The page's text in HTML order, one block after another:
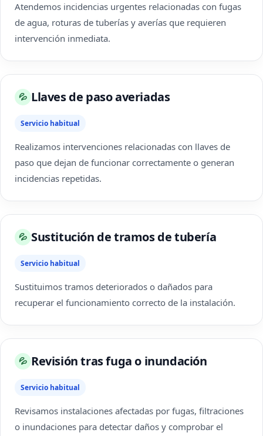
Atendemos incidencias urgentes relacionadas con fugas
de agua, roturas de tuberías y averías que requieren
intervención inmediata.
💦 Llaves de paso averiadas
Servicio habitual
Realizamos intervenciones relacionadas con llaves de
paso que dejan de funcionar correctamente o generan
incidencias repetidas.
💦 Sustitución de tramos de tubería
Servicio habitual
Sustituimos tramos deteriorados o dañados para
recuperar el funcionamiento correcto de la instalación.
💦 Revisión tras fuga o inundación
Servicio habitual
Revisamos instalaciones afectadas por fugas, filtraciones
o inundaciones para detectar daños y comprobar el